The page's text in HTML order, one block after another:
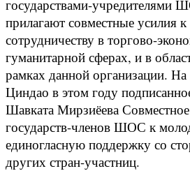
государствами-учредителями
прилагают совместные усилия
сотрудничеству в торгово-
гуманитарной сферах, и в
рамках данной организации.
Циндао в этом году
Шавката Мирзиёева
государств-членов ШОС к
единогласную поддержку со
других стран-участниц.